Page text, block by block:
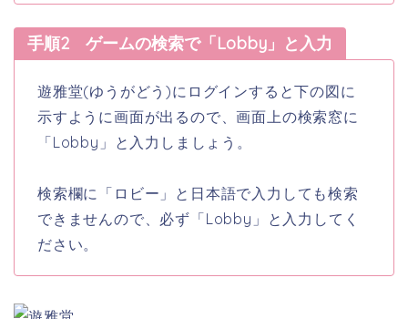
手順2 ゲームの検索で「Lobby」と入力
遊雅堂(ゆうがどう)にログインすると下の図に
示すように画面が出るので、画面上の検索窓に
「Lobby」と入力しましょう。
検索欄に「ロビー」と日本語で入力しても検索
できませんので、必ず「Lobby」と入力してく
ださい。